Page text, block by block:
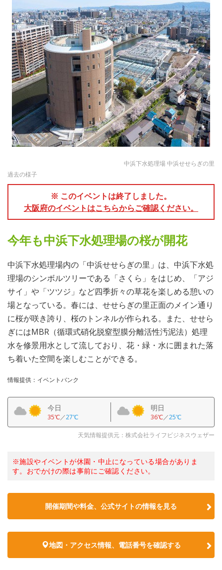
中浜下水処理場 中浜せせらぎの里
過去の様子
※ このイベントは終了しました。
大阪府のイベントはこちらからご確認ください。
今年も中浜下水処理場の桜が開花
中浜下水処理場内の「中浜せせらぎの里」は、中浜下水処
理場のシンボルツリーである「さくら」をはじめ、「アジ
サイ」や「ツツジ」など四季折々の草花を楽しめる憩いの
場となっている。春には、せせらぎの里正面のメイン通り
に桜が咲き誇り、桜のトンネルが作られる。また、せせら
ぎにはMBR（循環式硝化脱窒型膜分離活性汚泥法）処理
水を修景用水として流しており、花・緑・水に囲まれた落
ち着いた空間を楽しむことができる。
情報提供：イベントバンク
今日
35℃／27℃
明日
36℃／25℃
天気情報提供元：株式会社ライフビジネスウェザー
※施設やイベントが休園・中止になっている場合がありま
す。おでかけの際は事前にご確認ください。
開催期間や料金、公式サイトの情報を見る
地図・アクセス情報、電話番号を確認する